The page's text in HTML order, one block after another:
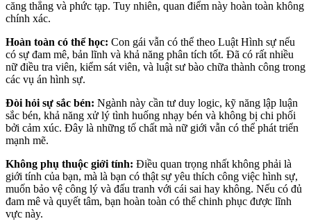
căng thẳng và phức tạp. Tuy nhiên, quan điểm này hoàn toàn không
chính xác.
Hoàn toàn có thể học: Con gái vẫn có thể theo Luật Hình sự nếu
có sự đam mê, bản lĩnh và khả năng phân tích tốt. Đã có rất nhiều
nữ điều tra viên, kiểm sát viên, và luật sư bào chữa thành công trong
các vụ án hình sự.
Đòi hỏi sự sắc bén: Ngành này cần tư duy logic, kỹ năng lập luận
sắc bén, khả năng xử lý tình huống nhạy bén và không bị chi phối
bởi cảm xúc. Đây là những tố chất mà nữ giới vẫn có thể phát triển
mạnh mẽ.
Không phụ thuộc giới tính: Điều quan trọng nhất không phải là
giới tính của bạn, mà là bạn có thật sự yêu thích công việc hình sự,
muốn bảo vệ công lý và đấu tranh với cái sai hay không. Nếu có đủ
đam mê và quyết tâm, bạn hoàn toàn có thể chinh phục được lĩnh
vực này.